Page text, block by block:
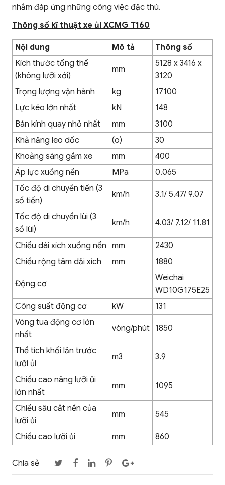
nhằm đáp ứng những công việc đặc thù.
Thông số kĩ thuật xe ủi XCMG T160
Nội dung Mô tả
Thông số
Kích thước tổng thể
(không lưỡi xới)
mm
5128 x 3416 x
3120
Trọng lượng vận hành
kg
17100
Lực kéo lớn nhất
kN
148
Bán kính quay nhỏ nhất
mm
3100
Khả năng leo dốc
(o)
30
Khoảng sáng gầm xe
mm
400
Áp lực xuống nền
MPa
0.065
Tốc độ di chuyển tiến (3
số tiến)
km/h 3.1/ 5.47/ 9.07
Tốc độ di chuyển lùi (3
số lùi)
km/h 4.03/ 7.12/ 11.81
Chiều dài xích xuống nền mm
2430
Chiều rộng tâm dải xích
mm 1880
Động cơ
Weichai
WD10G175E25
Công suất động cơ
kW
131
Vòng tua động cơ lớn
nhất
vòng/phút 1850
Thể tích khối lăn trước
lưỡi ủi
m3 3.9
Chiều cao nâng lưỡi ủi
lớn nhất
mm 1095
Chiều sâu cắt nền của
lưỡi ủi
mm 545
Chiều cao lưỡi ủi mm 860
Chia sẻ